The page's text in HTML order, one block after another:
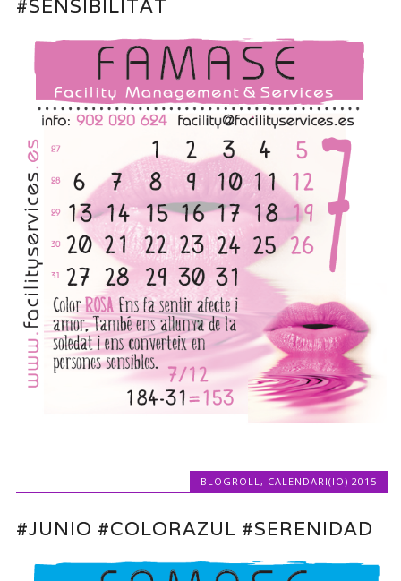
#SENSIBILITAT
BLOGROLL, CALENDARI(IO) 2015
#JUNIO #COLORAZUL #SERENIDAD